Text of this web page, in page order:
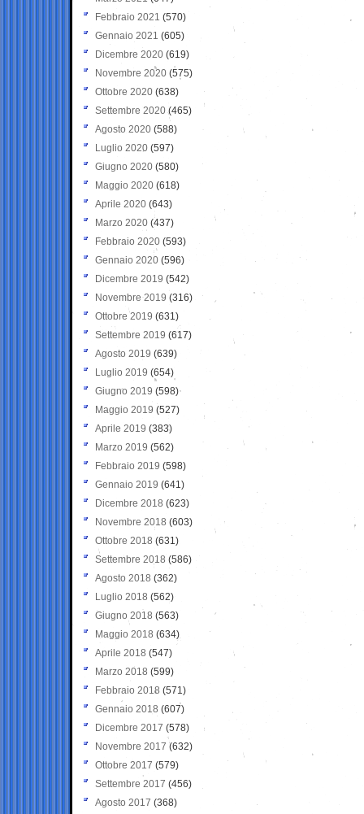
Febbraio 2021 (570)
Gennaio 2021 (605)
Dicembre 2020 (619)
Novembre 2020 (575)
Ottobre 2020 (638)
Settembre 2020(465)
Agosto 2020 (588)
Luglio 2020 (597)
Giugno 2020 (580)
Maggio 2020 (618)
Aprile 2020 (643)
Marzo 2020 (437)
Febbraio 2020 (593)
Gennaio 2020 (596)
Dicembre 2019 (542)
Novembre 2019 (316)
Ottobre 2019 (631)
Settembre 2019 (617)
Agosto 2019 (639)
Luglio 2019 (654)
Giugno 2019 (598)
Maggio 2019 (527)
Aprile 2019 (383)
Marzo 2019 (562)
Febbraio 2019 (598)
Gennaio 2019 (641)
Dicembre 2018 (623)
Novembre 2018 (603)
Ottobre 2018 (631)
Settembre 2018 (586)
Agosto 2018 (362)
Luglio 2018 (562)
Giugno 2018 (563)
Maggio 2018 (634)
Aprile 2018 (547)
Marzo 2018 (599)
Febbraio 2018 (571)
Gennaio 2018 (607)
Dicembre 2017 (578)
Novembre 2017 (632)
Ottobre 2017 (579)
Settembre 2017 (456)
Agosto 2017 (368)